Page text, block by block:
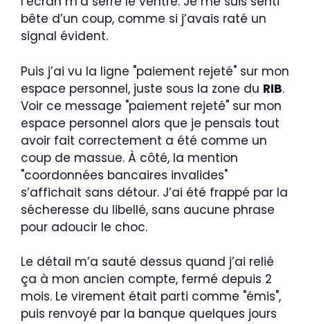
bête d’un coup, comme si j’avais raté un
signal évident.
Puis j’ai vu la ligne "paiement rejeté" sur mon
espace personnel, juste sous la zone du RIB.
Voir ce message "paiement rejeté" sur mon
espace personnel alors que je pensais tout
avoir fait correctement a été comme un
coup de massue. À côté, la mention
"coordonnées bancaires invalides"
s’affichait sans détour. J’ai été frappé par la
sécheresse du libellé, sans aucune phrase
pour adoucir le choc.
Le détail m’a sauté dessus quand j’ai relié
ça à mon ancien compte, fermé depuis 2
mois. Le virement était parti comme "émis",
puis renvoyé par la banque quelques jours